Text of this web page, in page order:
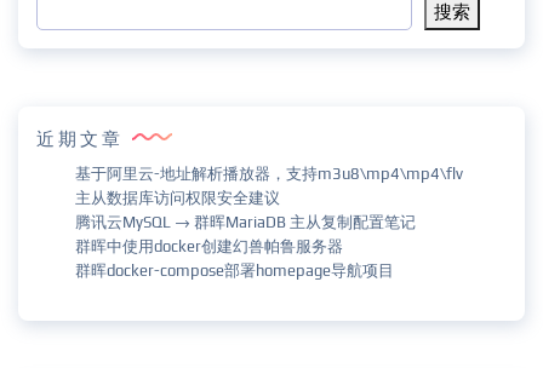
搜索
近期文章
基于阿里云-地址解析播放器，支持m3u8\mp4\mp4\flv
主从数据库访问权限安全建议
腾讯云MySQL → 群晖MariaDB 主从复制配置笔记
群晖中使用docker创建幻兽帕鲁服务器
群晖docker-compose部署homepage导航项目